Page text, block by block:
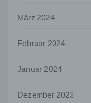
März 2024
Februar 2024
Januar 2024
Dezember 2023
dass die
juristische